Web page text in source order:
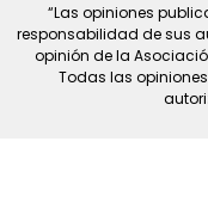
“Las opiniones
responsabilidad de sus
opinión de la
Todas las